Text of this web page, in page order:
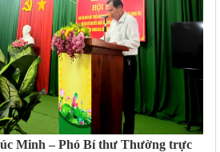
Minh – Phó Bí thư Thường trực